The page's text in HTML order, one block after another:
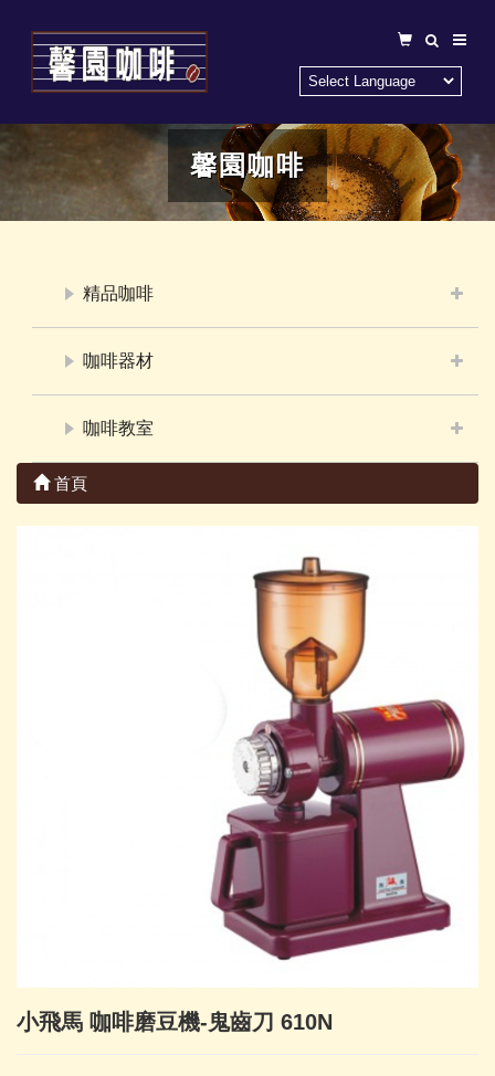
馨園咖啡
精品咖啡
咖啡器材
咖啡教室
首頁
小飛馬 咖啡磨豆機-鬼齒刀 610N